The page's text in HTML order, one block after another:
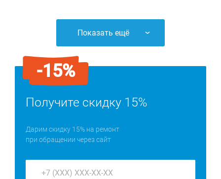
Показать ещё
-15%
Получите скидку 15%
Дарим скидку 15% на ремонт
при обращении через сайт